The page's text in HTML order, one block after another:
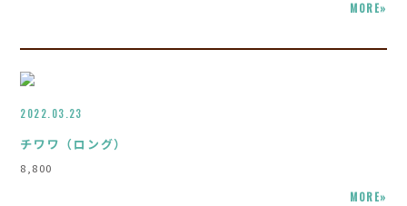
MORE»
2022.03.23
チワワ（ロング）
8,800
MORE»